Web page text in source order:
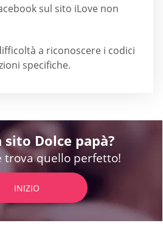
sul sito iLove non
a riconoscere i codici
specifiche.
sito Dolce papà?
trova quello perfetto!
INIZIO